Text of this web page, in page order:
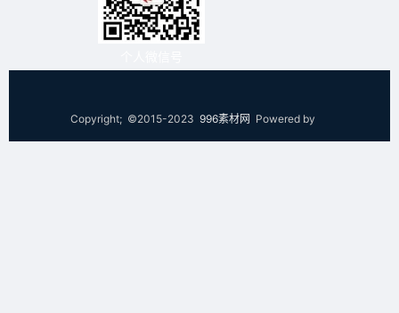
Copyright; ©2015-2023 996素材网 Powered by